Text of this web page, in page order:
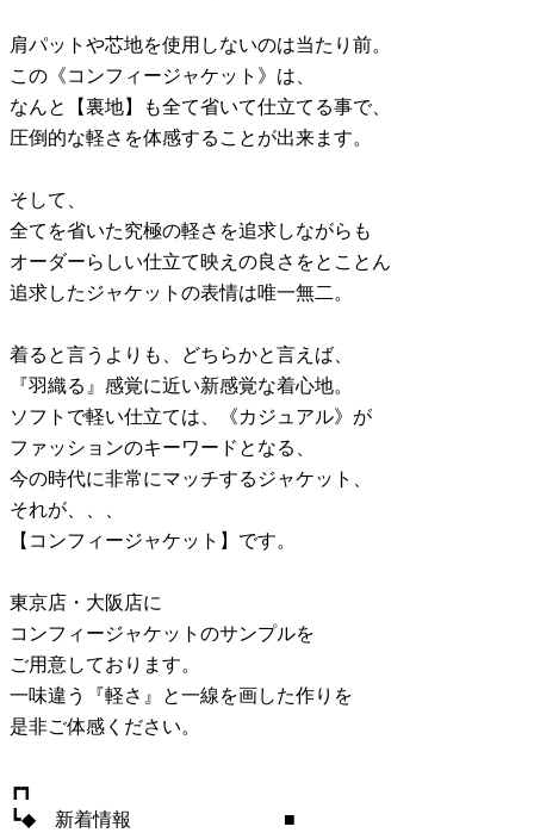
肩パットや芯地を使用しないのは当たり前。
この《コンフィージャケット》は、
なんと【裏地】も全て省いて仕立てる事で、
圧倒的な軽さを体感することが出来ます。
そして、
全てを省いた究極の軽さを追求しながらも
オーダーらしい仕立て映えの良さをとことん
追求したジャケットの表情は唯一無二。
着ると言うよりも、どちらかと言えば、
『羽織る』感覚に近い新感覚な着心地。
ソフトで軽い仕立ては、《カジュアル》が
ファッションのキーワードとなる、
今の時代に非常にマッチするジャケット、
それが、、、
【コンフィージャケット】です。
東京店・大阪店に
コンフィージャケットのサンプルを
ご用意しております。
一味違う『軽さ』と一線を画した作りを
是非ご体感ください。
┏┓
┗◆ 新着情報 ■